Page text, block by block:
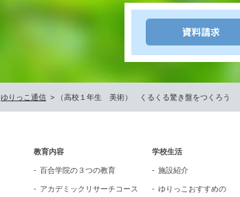
ゆりっこ通信 > （高校１年生 美術） くるくる驚き盤をつくろう
教育内容
百合学院の３つの教育
アカデミックリサーチコース
学校生活
施設紹介
ゆりっこおすすめの